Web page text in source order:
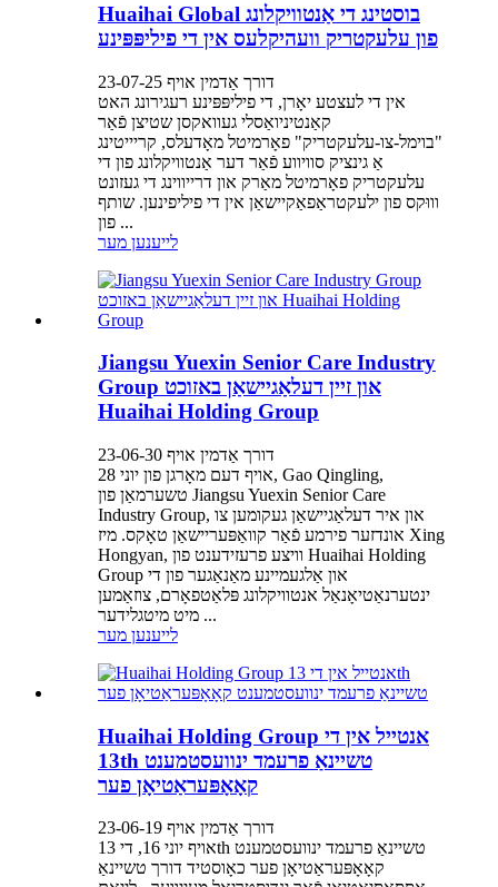
Huaihai Global בוסטינג די אַנטוויקלונג
פון עלעקטריק וועהיקלעס אין די פיליפּפּינע
דורך אַדמין אויף 23-07-25
אין די לעצטע יאָרן, די פיליפּפּינע רעגירונג האט
קאַנטיניואַסלי געוואקסן שטיצן פֿאַר
"בוימל-צו-עלעקטריק" פאָרמיטל מאָדעלס, קריייטינג
אַ גינציק סוויווע פֿאַר דער אַנטוויקלונג פון די
עלעקטריק פאָרמיטל מאַרק און דרייווינג די געזונט
וווּקס פון ילעקטראַפאַקיישאַן אין די פיליפינען. שותף
פון ...
לייענען מער
Jiangsu Yuexin Senior Care Industry
Group און זיין דעלאַגיישאַן באזוכט
Huaihai Holding Group
דורך אַדמין אויף 23-06-30
אויף דעם מאָרגן פון יוני 28, Gao Qingling,
טשערמאַן פון Jiangsu Yuexin Senior Care
Industry Group, און איר דעלאַגיישאַן געקומען צו
אונדזער פירמע פֿאַר קוואַפּעריישאַן טאָקס. מיז Xing
Hongyan, וויצע פרעזידענט פון Huaihai Holding
Group און אַלגעמיינע מאַנאַגער פון די
ינטערנאַטיאָנאַל אנטוויקלונג פּלאַטפאָרם, צוזאַמען
מיט מיטגלידער ...
לייענען מער
Huaihai Holding Group אנטייל אין די
13th טשיינאַ פרעמד ינוועסטמענט
קאָאָפּעראַטיאָן פער
דורך אַדמין אויף 23-06-19
אויף יוני 16, די 13th טשיינאַ פרעמד ינוועסטמענט
קאָאָפּעראַטיאָן פער כאָוסטיד דורך טשיינאַ